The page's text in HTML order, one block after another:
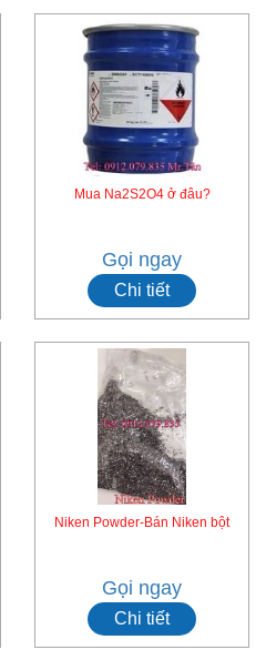
Mua Na2S2O4 ở đâu?
Gọi ngay
Chi tiết
Niken Powder-Bán Niken bột
Gọi ngay
Chi tiết